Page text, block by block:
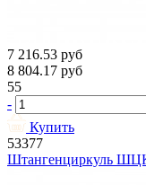
7 216.53 руб
8 804.17 руб
55
-
Купить
53377
Штангенциркуль